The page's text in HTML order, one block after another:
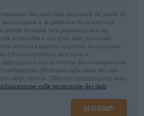
dei miei dati personali da parte di
creazione e la gestione di un account
cliente fornisce una panoramica e un
di vendita e dei miei dati personali.
revocare questo consenso in qualsiasi
il futuro inviando un'e-mail a
informiamo che la revoca del consenso non
trattamento effettuato sulla base del suo
della revoca. Ulteriori informazioni sono
sulla protezione dei dati
Registrati